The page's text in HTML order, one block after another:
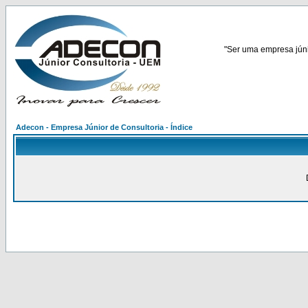
"Ser uma empresa
Adecon - Empresa Júnior de Consultoria - Índice